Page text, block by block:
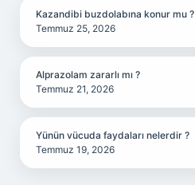
Kazandibi buzdolabına konur mu ?
Temmuz 25, 2026
Alprazolam zararlı mı ?
Temmuz 21, 2026
Yünün vücuda faydaları nelerdir ?
Temmuz 19, 2026